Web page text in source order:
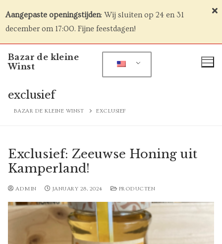
Aangepaste openingstijden: Wij sluiten op 24 en 31
december om 17:00. Fijne feestdagen!
Bazar de kleine
Winst
exclusief
BAZAR DE KLEINE WINST EXCLUSIEF
Exclusief: Zeeuwse Honing uit
Kamperland!
ADMIN JANUARY 28, 2024 PRODUCTEN